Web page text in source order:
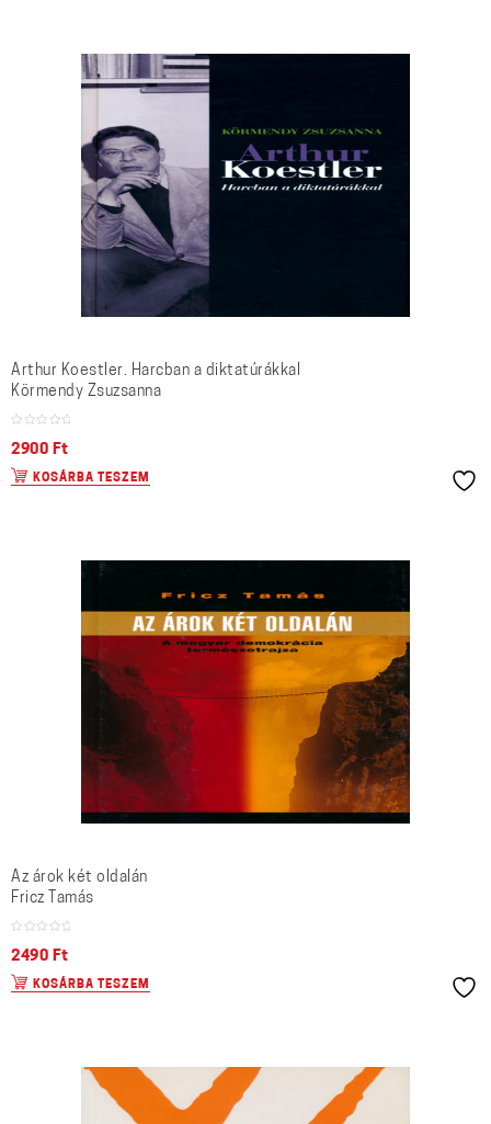
Arthur Koestler. Harcban a diktatúrákkal
Körmendy Zsuzsanna
2900 Ft
KOSÁRBA TESZEM
Az árok két oldalán
Fricz Tamás
2490 Ft
KOSÁRBA TESZEM